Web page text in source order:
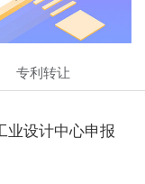
专利转让
业设计中心申报